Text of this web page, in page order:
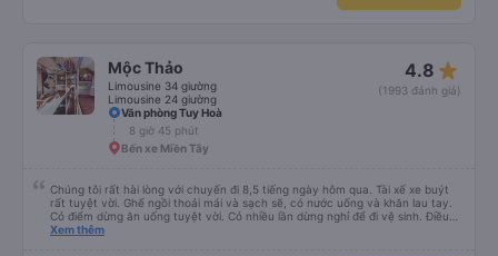
Mộc Thảo
Limousine 34 giường
Limousine 24 giường
4.8 star_rate
(1993 đánh giá)
Văn phòng Tuy Hoà
8 giờ 45 phút
Bến xe Miền Tây
Chúng tôi rất hài lòng với chuyến đi 8,5 tiếng ngày hôm qua. Tài xế xe buýt
rất tuyệt vời. Ghế ngồi thoải mái và sạch sẽ, có nước uống và khăn lau tay.
Có điểm dừng ăn uống tuyệt vời. Có nhiều lần dừng nghỉ để đi vệ sinh. Điều
duy nhất tôi muốn đề xuất để cải thiện là cho phép thanh toán bằng thẻ
Xem thêm